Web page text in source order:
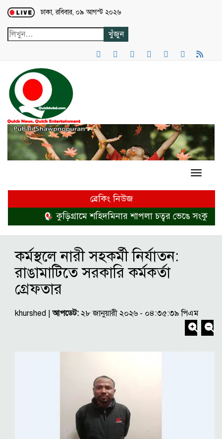
Loading...
ঢাকা, রবিবার, ০৯ আগস্ট ২০২৬
ব্রেকিং নিউজ
কুড়িগ্রামে শহিদমিনার শাপলা চত্বর ভেঙে সংকুচিত
কর্মস্থলে নারী সহকর্মী নির্যাতন:
রাঙামাটিতে সরকারি কর্মকর্তা
গ্রেফতার
khurshed |আপডেট: ২৮ জানুয়ারী ২০২৬ - ০৪:৩৫:৩৯ পিএম